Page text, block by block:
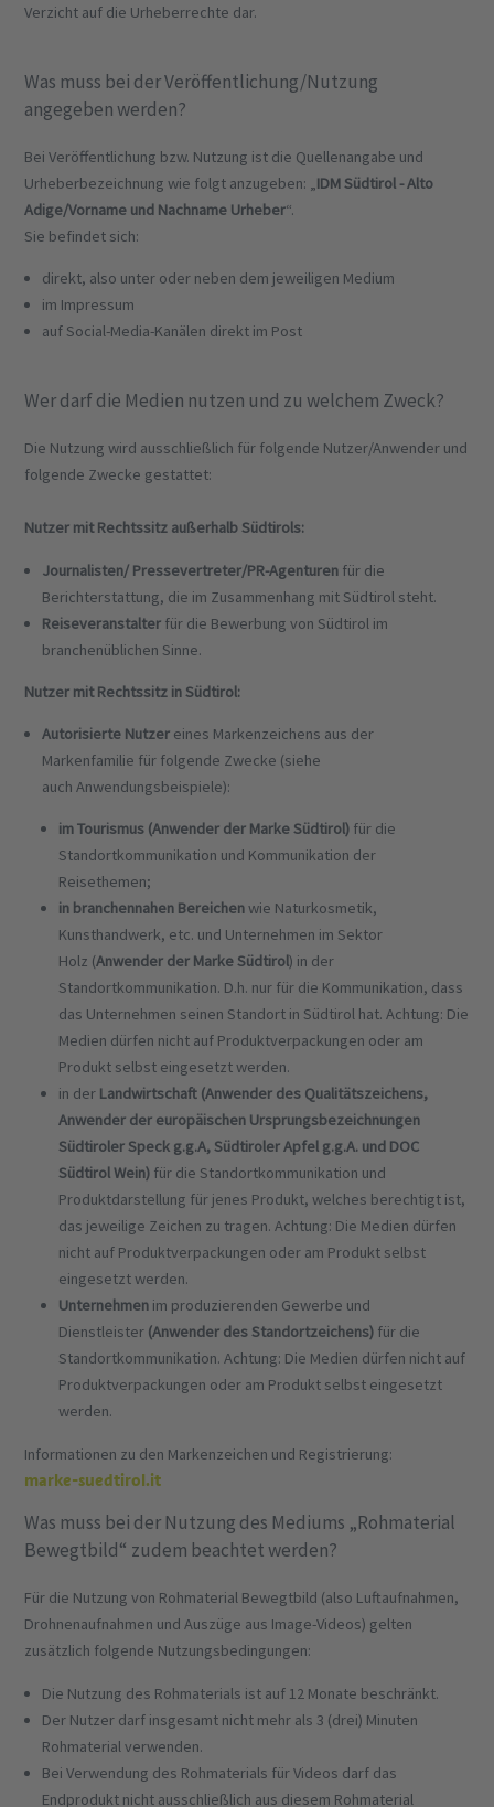
Verzicht auf die Urheberrechte dar.
Was muss bei der Veröffentlichung/Nutzung
angegeben werden?
Bei Veröffentlichung bzw. Nutzung ist die Quellenangabe und
Urheberbezeichnung wie folgt anzugeben: „IDM Südtirol - Alto
Adige/Vorname und Nachname Urheber“.
Sie befindet sich:
direkt, also unter oder neben dem jeweiligen Medium
im Impressum
auf Social-Media-Kanälen direkt im Post
Wer darf die Medien nutzen und zu welchem Zweck?
Die Nutzung wird ausschließlich für folgende Nutzer/Anwender und
folgende Zwecke gestattet:
Nutzer mit Rechtssitz außerhalb Südtirols:
Journalisten/ Pressevertreter/PR-Agenturenfür die
Berichterstattung, die im Zusammenhang mit Südtirol steht.
Reiseveranstalterfür die Bewerbung von Südtirol im
branchenüblichen Sinne.
Nutzer mit Rechtssitz in Südtirol:
Autorisierte Nutzereines Markenzeichens aus der
Markenfamilie für folgende Zwecke (siehe
auch Anwendungsbeispiele):
im Tourismus (Anwender der Marke Südtirol) für die
Standortkommunikation und Kommunikation der
Reisethemen;
in branchennahen Bereichenwie Naturkosmetik,
Kunsthandwerk, etc. und Unternehmen im Sektor
Holz (Anwender der Marke Südtirol) in der
Standortkommunikation. D.h. nur für die Kommunikation, dass
das Unternehmen seinen Standort in Südtirol hat. Achtung: Die
Medien dürfen nicht auf Produktverpackungen oder am
Produkt selbst eingesetzt werden.
in der Landwirtschaft (Anwender des Qualitätszeichens,
Anwender der europäischen Ursprungsbezeichnungen
Südtiroler Speck g.g.A, Südtiroler Apfel g.g.A. und DOC
Südtirol Wein) für die Standortkommunikation und
Produktdarstellung für jenes Produkt, welches berechtigt ist,
das jeweilige Zeichen zu tragen. Achtung: Die Medien dürfen
nicht auf Produktverpackungen oder am Produkt selbst
eingesetzt werden.
Unternehmen im produzierenden Gewerbe und
Dienstleister (Anwender des Standortzeichens) für die
Standortkommunikation. Achtung: Die Medien dürfen nicht auf
Produktverpackungen oder am Produkt selbst eingesetzt
werden.
Informationen zu den Markenzeichen und Registrierung:
marke-suedtirol.it
Was muss bei der Nutzung des Mediums „Rohmaterial
Bewegtbild“ zudem beachtet werden?
Für die Nutzung von Rohmaterial Bewegtbild (also Luftaufnahmen,
Drohnenaufnahmen und Auszüge aus Image-Videos) gelten
zusätzlich folgende Nutzungsbedingungen:
Die Nutzung des Rohmaterials ist auf 12 Monate beschränkt.
Der Nutzer darf insgesamt nicht mehr als 3 (drei) Minuten
Rohmaterial verwenden.
Bei Verwendung des Rohmaterials für Videos darf das
Endprodukt nicht ausschließlich aus diesem Rohmaterial